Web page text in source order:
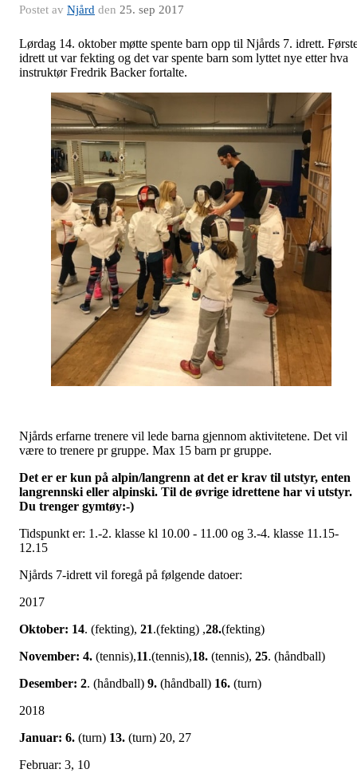
Postet av Njård den 25. sep 2017
Lørdag 14. oktober møtte spente barn opp til Njårds 7. idrett.
idrett ut var fekting og det var spente barn som lyttet nye etter hva
instruktør Fredrik Backer fortalte.
Njårds erfarne trenere vil lede barna gjennom aktivitetene. Det vil
være to trenere pr gruppe. Max 15 barn pr gruppe.
Det er er kun på alpin/langrenn at det er krav til utstyr, enten
langrennski eller alpinski. Til de øvrige idrettene har vi utstyr.
Du trenger gymtøy:-)
Tidspunkt er: 1.-2. klasse kl 10.00 - 11.00 og 3.-4. klasse 11.15-
12.15
Njårds 7-idrett vil foregå på følgende datoer:
2017
Oktober: 14. (fekting), 21.(fekting) ,28.(fekting)
November: 4. (tennis),11.(tennis),18. (tennis), 25. (håndball)
Desember: 2. (håndball) 9. (håndball) 16. (turn)
2018
Januar: 6. (turn) 13. (turn) 20, 27
Februar: 3, 10